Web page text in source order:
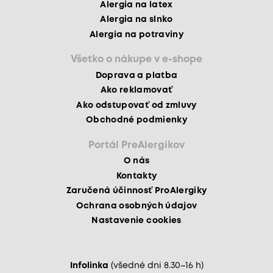
Alergia na latex
Alergia na slnko
Alergia na potraviny
Všetko o nákupe v e-shope
Doprava a platba
Ako reklamovať
Ako odstupovať od zmluvy
Obchodné podmienky
Portál PreAlergikov
O nás
Kontakty
Zaručená účinnosť ProAlergiky
Ochrana osobných údajov
Nastavenie cookies
Infolinka (všedné dni 8.30–16 h)